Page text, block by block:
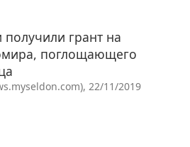
грант на
поглощающего
22/11/2019